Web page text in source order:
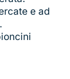
e ad